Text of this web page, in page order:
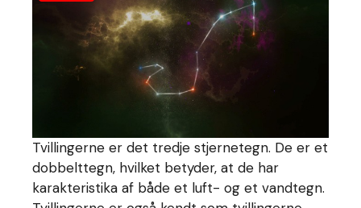
Tvillingerne er det tredje stjernetegn. De er et
dobbelttegn, hvilket betyder, at de har
karakteristika af både et luft- og et vandtegn.